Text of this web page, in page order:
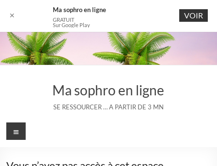
Aller
contenu
Ma sophro en ligne
SE RESSOURCER … A PARTIR DE 3 MN
Menu
✕
Ma sophro en ligne
GRATUIT
Sur Google Play
VOIR